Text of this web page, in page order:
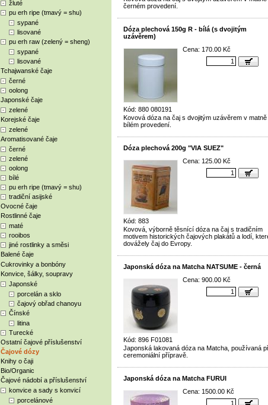
žluté
pu erh ripe (tmavý = shu)
sypané
lisované
pu erh raw (zelený = sheng)
sypané
lisované
Tchajwanské čaje
černé
oolong
Japonské čaje
zelené
Korejské čaje
zelené
Aromatisované čaje
černé
zelené
oolong
bílé
pu erh ripe (tmavý = shu)
tradiční asijské
Ovocné čaje
Rostlinné čaje
maté
rooibos
jiné rostlinky a směsi
Balené čaje
Cukrovinky a bonbóny
Konvice, šálky, soupravy
Japonské
porcelán a sklo
čajový obřad chanoyu
Čínské
litina
Turecké
Ostatní čajové příslušenství
Čajové dózy
Knihy o čaji
Bio/Organic
Čajové nádobí a příslušenství
konvice a sady s konvicí
porcelánové
černém provedení.
Dóza plechová 150g R - bílá (s dvojitým
uzávěrem)
Kód: 880 080191
Cena: 170.00 Kč
Kovová dóza na čaj s dvojitým uzávěrem v matně
bílém provedení.
Dóza plechová 200g "VIA SUEZ"
Kód: 883
Cena: 125.00 Kč
Kovová, výborně těsnící dóza na čaj s tradičním
motivem historických čajových plakátů a lodí,
dovážely čaj do Evropy.
Japonská dóza na Matcha NATSUME - černá
Kód: 896 F01081
Cena: 900.00 Kč
Japonská lakovaná dóza na Matcha, používaná
ceremoniální přípravě.
Japonská dóza na Matcha FURUI
Cena: 1500.00 Kč